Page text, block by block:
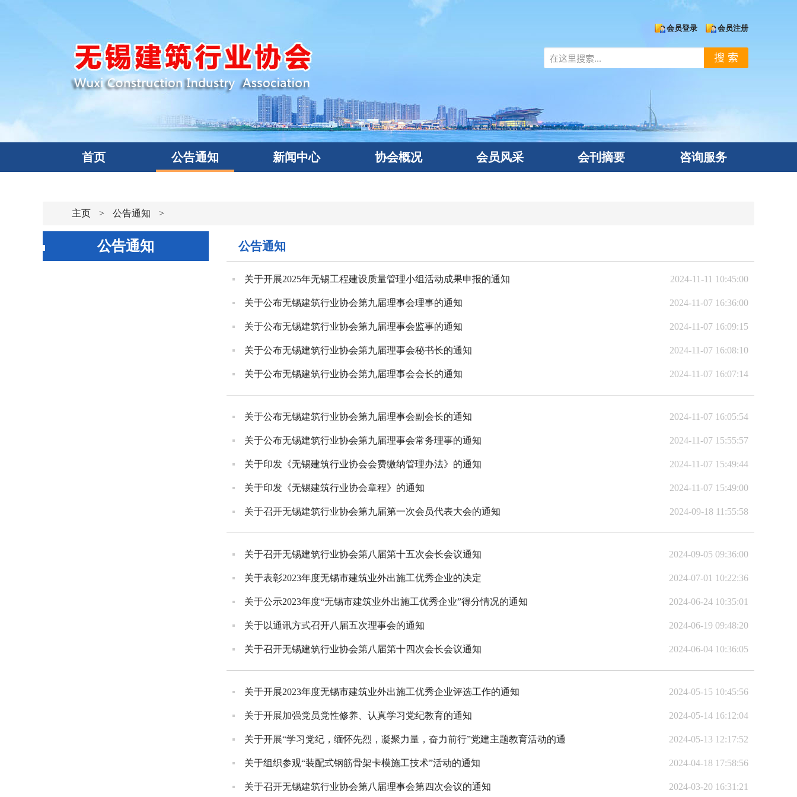
会员登录 会员注册
搜 索
首页 公告通知 新闻中心 协会概况 会员风采 会刊摘要 咨询服务
主页 > 公告通知 >
公告通知 公告通知
关于开展2025年无锡工程建设质量管理小组活动成果申报的通知 2024-11-11 10:45:00
关于公布无锡建筑行业协会第九届理事会理事的通知 2024-11-07 16:36:00
关于公布无锡建筑行业协会第九届理事会监事的通知 2024-11-07 16:09:15
关于公布无锡建筑行业协会第九届理事会秘书长的通知 2024-11-07 16:08:10
关于公布无锡建筑行业协会第九届理事会会长的通知 2024-11-07 16:07:14
关于公布无锡建筑行业协会第九届理事会副会长的通知 2024-11-07 16:05:54
关于公布无锡建筑行业协会第九届理事会常务理事的通知 2024-11-07 15:55:57
关于印发《无锡建筑行业协会会费缴纳管理办法》的通知 2024-11-07 15:49:44
关于印发《无锡建筑行业协会章程》的通知 2024-11-07 15:49:00
关于召开无锡建筑行业协会第九届第一次会员代表大会的通知 2024-09-18 11:55:58
关于召开无锡建筑行业协会第八届第十五次会长会议通知 2024-09-05 09:36:00
关于表彰2023年度无锡市建筑业外出施工优秀企业的决定 2024-07-01 10:22:36
关于公示2023年度“无锡市建筑业外出施工优秀企业”得分情况的通知 2024-06-24 10:35:01
关于以通讯方式召开八届五次理事会的通知 2024-06-19 09:48:20
关于召开无锡建筑行业协会第八届第十四次会长会议通知 2024-06-04 10:36:05
关于开展2023年度无锡市建筑业外出施工优秀企业评选工作的通知 2024-05-15 10:45:56
关于开展加强党员党性修养、认真学习党纪教育的通知 2024-05-14 16:12:04
关于开展“学习党纪，缅怀先烈，凝聚力量，奋力前行”党建主题教育活动的通 2024-05-13 12:17:52
关于组织参观“装配式钢筋骨架卡模施工技术”活动的通知 2024-04-18 17:58:56
关于召开无锡建筑行业协会第八届理事会第四次会议的通知 2024-03-20 16:31:21